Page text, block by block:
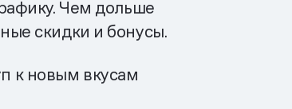
Чем дольше
скидки и бонусы.
к новым вкусам